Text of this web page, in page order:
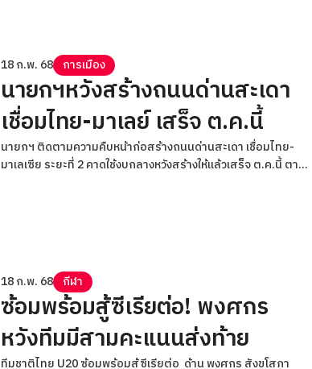
18 ก.พ. 68 การเมือง
นายกฯหวังสร้างถนนด่านสะเดา
เชื่อมไทย-มาเลย์ เสร็จ ต.ค.นี้
นายกฯ ติดตามความคืบหน้าก่อสร้างถนนด่านสะเดา เชื่อมไทย-
มาเลเซีย ระยะที่ 2 คาดใช้งบกลางหวังสร้างให้แล้วเสร็จ ต.ค.นี้ ตาม
18 ก.พ. 68 กีฬา
ซ้อมพร้อมสู้ซีเรียต่อ! พงศกร
หวังทีมมีสามคะแนนส่งท้าย
ทีมชาติไทย U20 ซ้อมพร้อมสู้ซีเรียต่อ ด้าน พงศกร สังขโสภา